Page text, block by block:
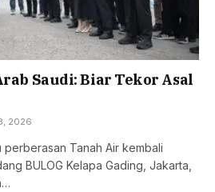
Saudi: Biar Tekor Asal
2026
perberasan Tanah Air kembali
BULOG Kelapa Gading, Jakarta,